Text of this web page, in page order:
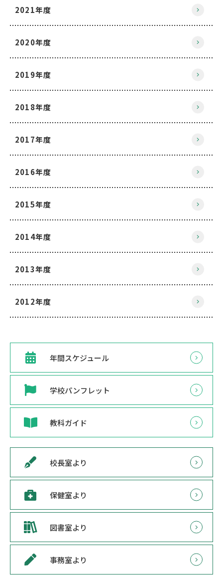
2021年度
2020年度
2019年度
2018年度
2017年度
2016年度
2015年度
2014年度
2013年度
2012年度
年間スケジュール
学校パンフレット
教科ガイド
校長室より
保健室より
図書室より
事務室より